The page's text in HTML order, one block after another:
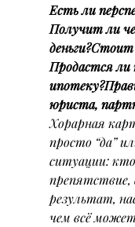
Есть ли
Получит ли
Продастся
юриста,
Хорарная
просто “да”
ситуации: кто
препятствие,
результат,
чем всё